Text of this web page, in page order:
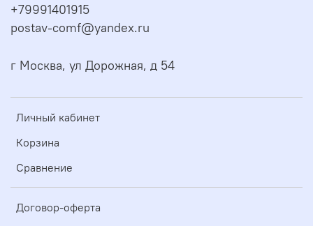
Личный кабинет
Корзина
Сравнение
Договор-оферта
+79991401915
postav-comf@yandex.ru
г Москва, ул Дорожная, д 54